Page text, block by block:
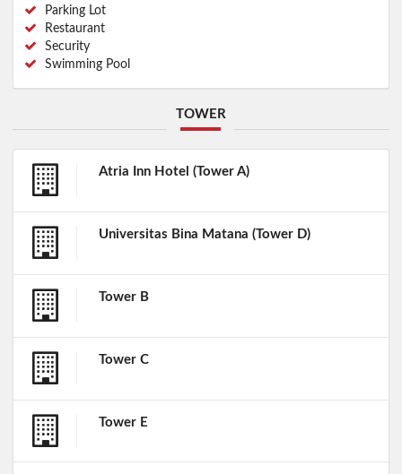
Parking Lot
Restaurant
Security
Swimming Pool
TOWER
Atria Inn Hotel (Tower A)
Universitas Bina Matana (Tower D)
Tower B
Tower C
Tower E